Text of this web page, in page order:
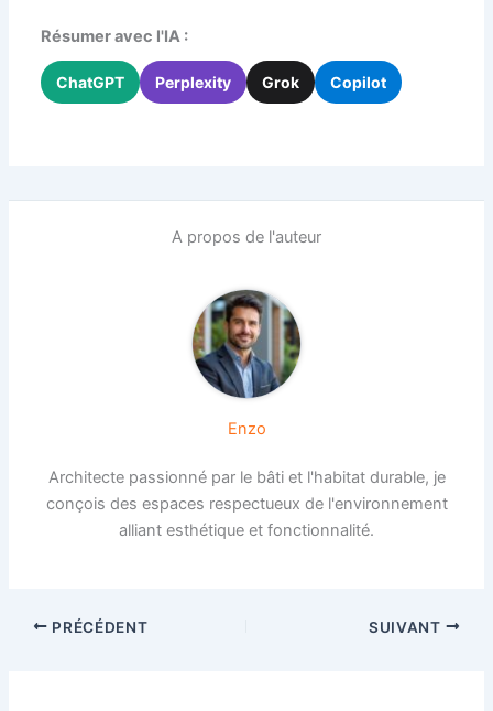
Résumer avec l'IA :
ChatGPT Perplexity Grok Copilot
A propos de l'auteur
Enzo
Architecte passionné par le bâti et l'habitat durable, je
conçois des espaces respectueux de l'environnement
alliant esthétique et fonctionnalité.
PRÉCÉDENT SUIVANT